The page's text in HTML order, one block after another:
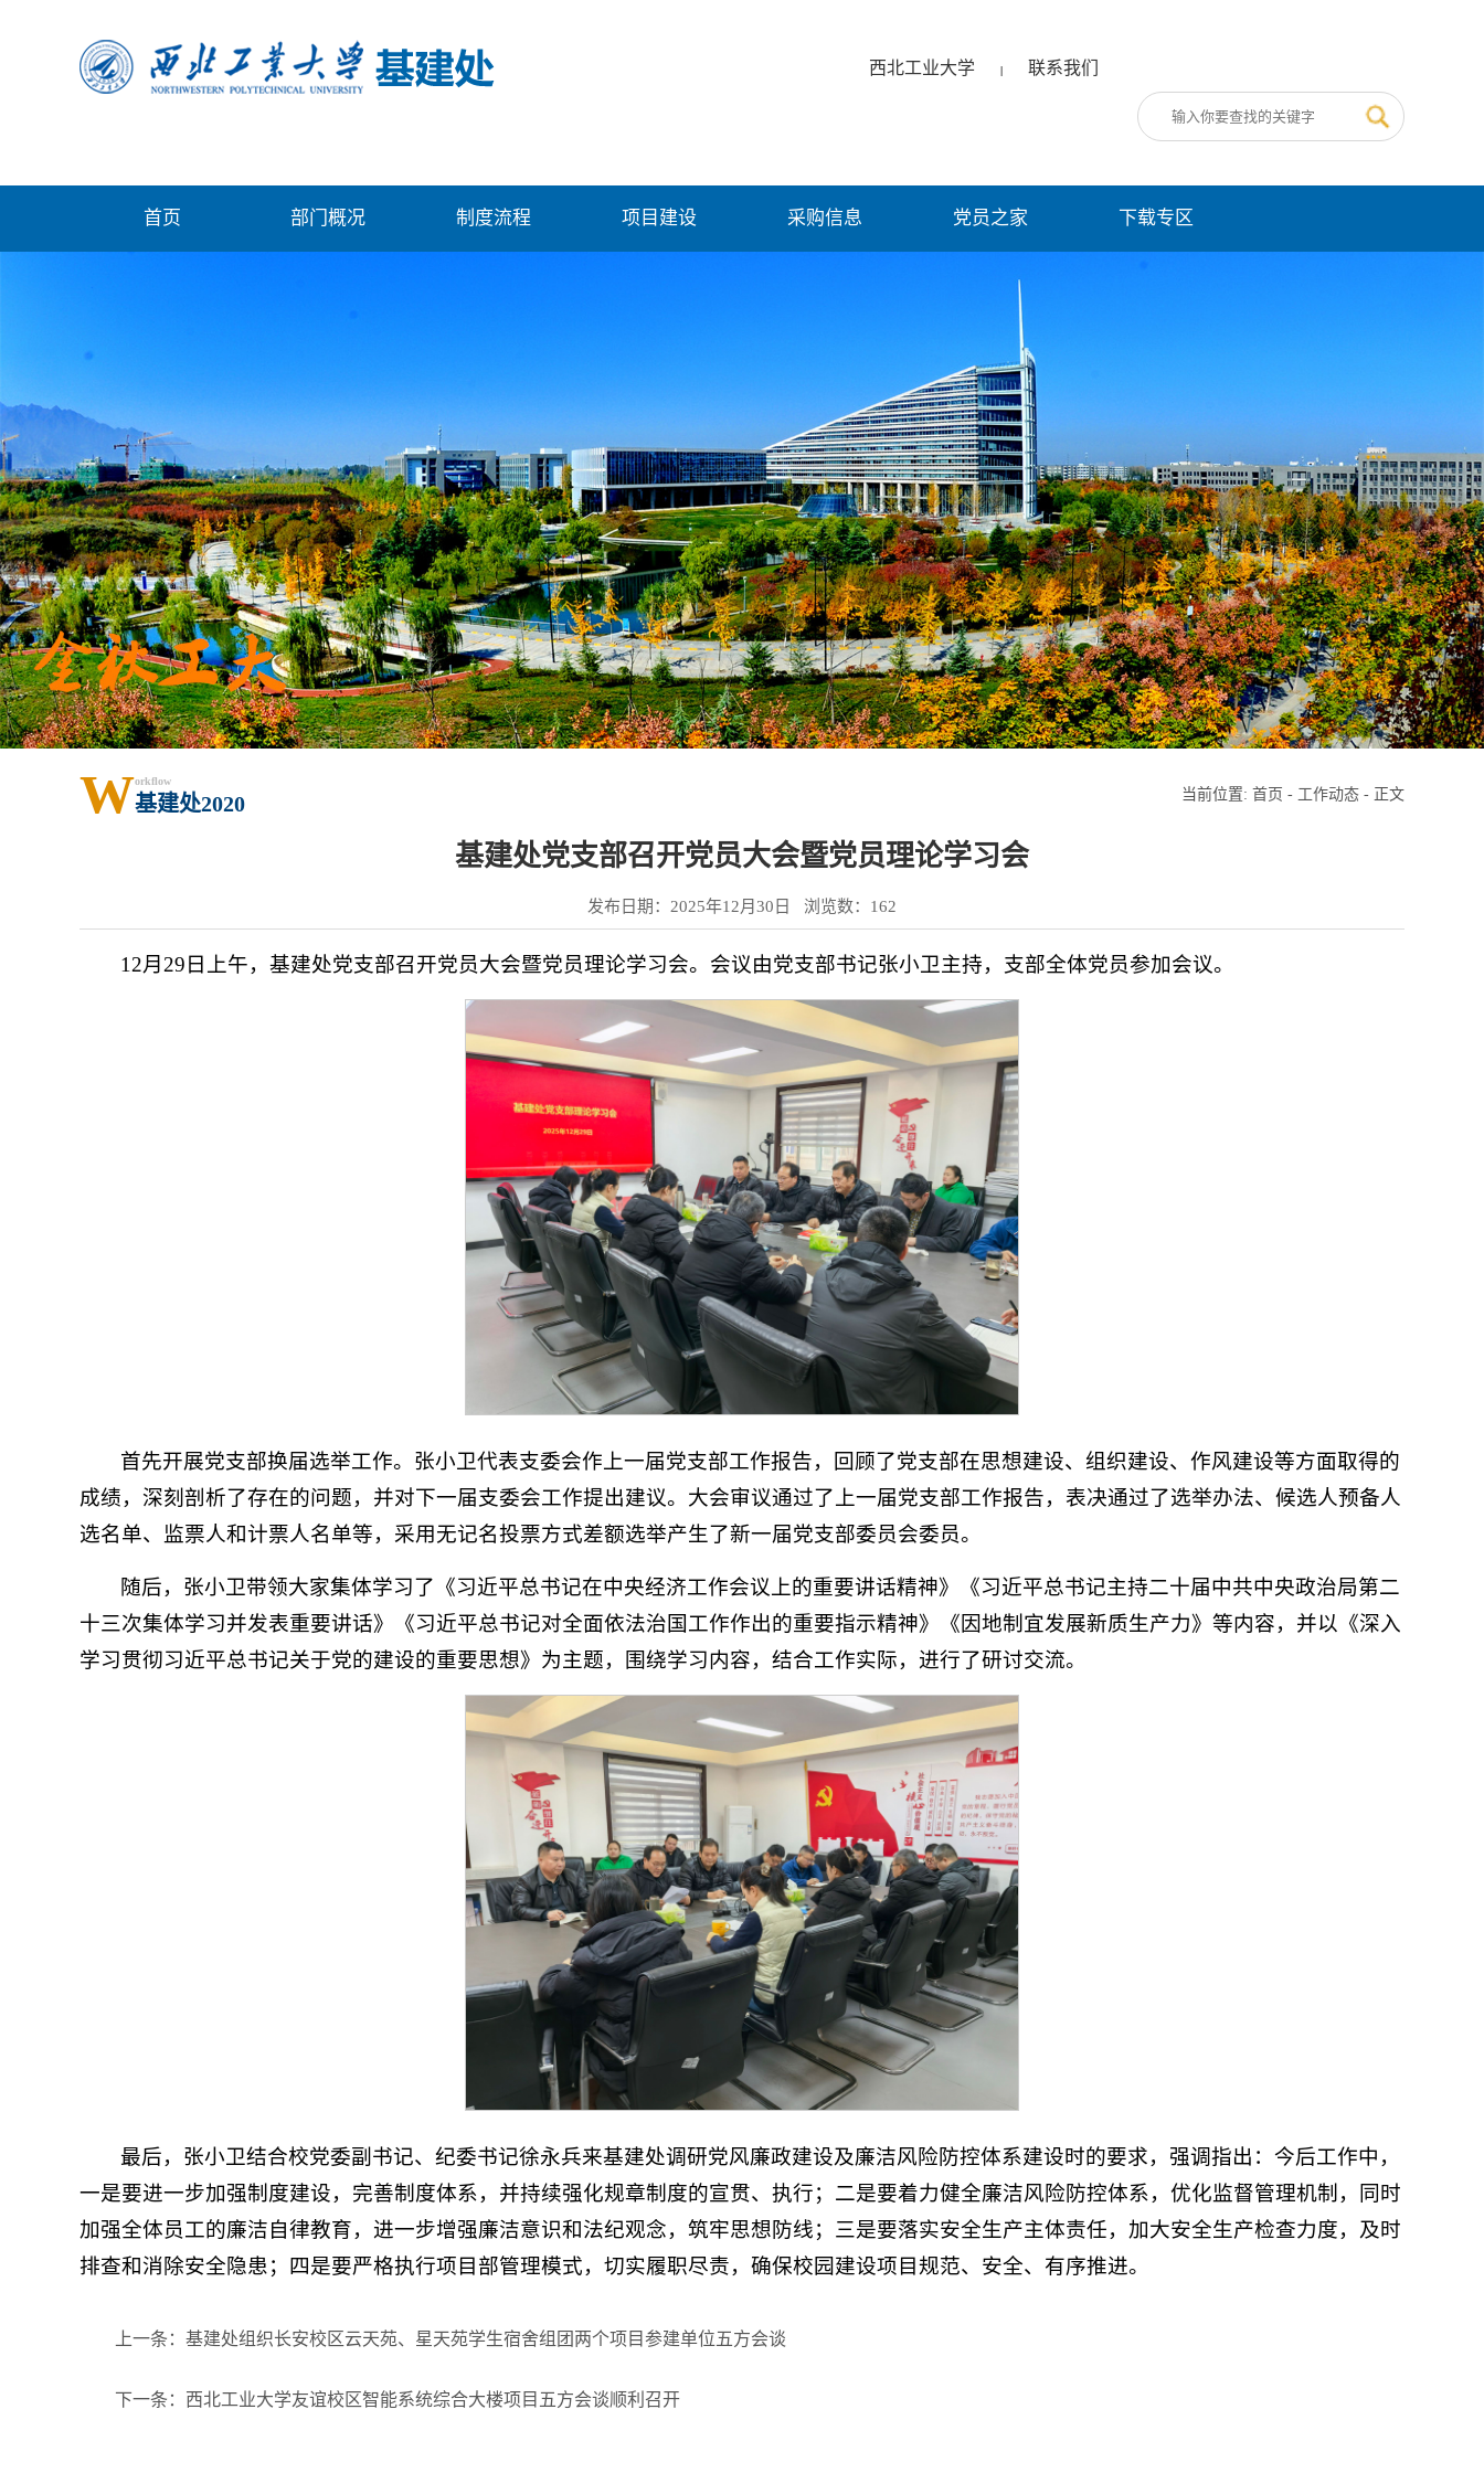
西北工业大学 | 联系我们
首页 部门概况 制度流程 项目建设 采购信息 党员之家 下载专区
Workflow
基建处2020 当前位置: 首页 - 工作动态 - 正文
基建处党支部召开党员大会暨党员理论学习会
发布日期：2025年12月30日 浏览数： 162
12月29日上午，基建处党支部召开党员大会暨党员理论学习会。会议由党支部书记张小卫主持，支部全体党员参加会议。
首先开展党支部换届选举工作。张小卫代表支委会作上一届党支部工作报告，回顾了党支部在思想建设、组织建设、作风建设等方面取得的
成绩，深刻剖析了存在的问题，并对下一届支委会工作提出建议。大会审议通过了上一届党支部工作报告，表决通过了选举办法、候选人预备人
选名单、监票人和计票人名单等，采用无记名投票方式差额选举产生了新一届党支部委员会委员。
随后，张小卫带领大家集体学习了《习近平总书记在中央经济工作会议上的重要讲话精神》《习近平总书记主持二十届中共中央政治局第二
十三次集体学习并发表重要讲话》《习近平总书记对全面依法治国工作作出的重要指示精神》《因地制宜发展新质生产力》等内容，并以《深入
学习贯彻习近平总书记关于党的建设的重要思想》为主题，围绕学习内容，结合工作实际，进行了研讨交流。
最后，张小卫结合校党委副书记、纪委书记徐永兵来基建处调研党风廉政建设及廉洁风险防控体系建设时的要求，强调指出：今后工作中，
一是要进一步加强制度建设，完善制度体系，并持续强化规章制度的宣贯、执行；二是要着力健全廉洁风险防控体系，优化监督管理机制，同时
加强全体员工的廉洁自律教育，进一步增强廉洁意识和法纪观念，筑牢思想防线；三是要落实安全生产主体责任，加大安全生产检查力度，及时
排查和消除安全隐患；四是要严格执行项目部管理模式，切实履职尽责，确保校园建设项目规范、安全、有序推进。
上一条：基建处组织长安校区云天苑、星天苑学生宿舍组团两个项目参建单位五方会谈
下一条：西北工业大学友谊校区智能系统综合大楼项目五方会谈顺利召开